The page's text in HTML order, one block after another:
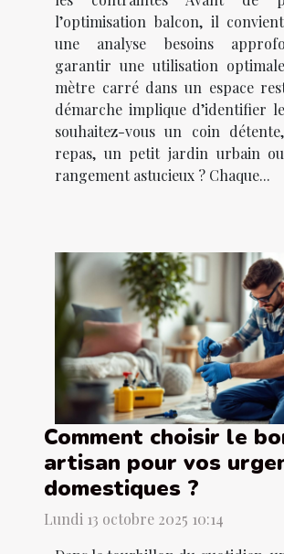
l’optimisation balcon, il
une analyse besoins
garantir une utilisation
mètre carré dans un espace
démarche implique d’identifier
souhaitez-vous un coin
repas, un petit jardin urbain
rangement astucieux ? Chaque...
Comment choisir le
artisan pour vos
domestiques ?
Lundi 13 octobre 2025 10:14